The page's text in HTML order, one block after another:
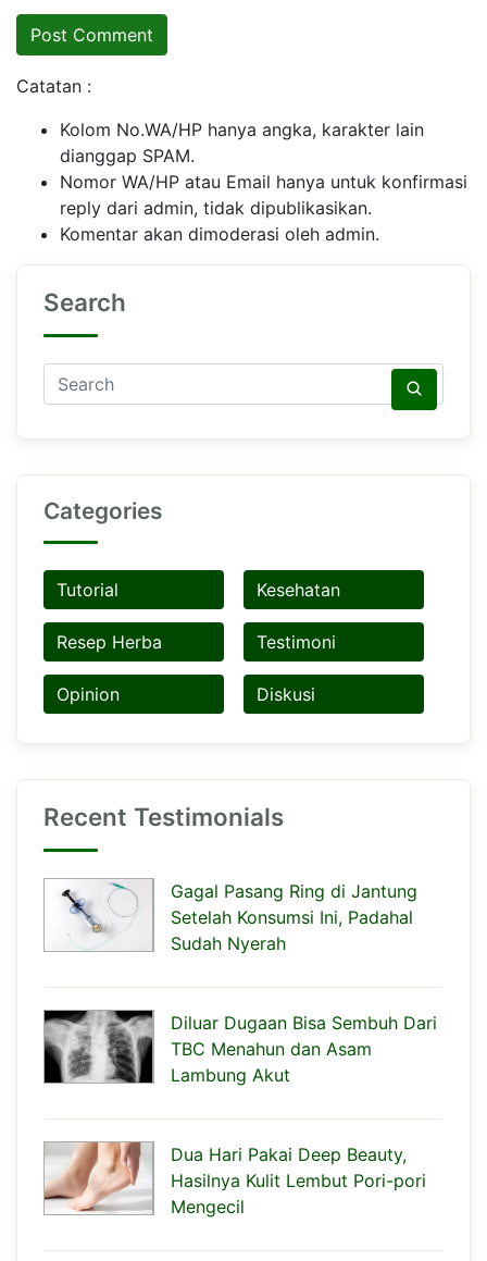
Catatan :
Kolom No.WA/HP hanya angka, karakter lain
dianggap SPAM.
Nomor WA/HP atau Email hanya untuk konfirmasi
reply dari admin, tidak dipublikasikan.
Komentar akan dimoderasi oleh admin.
Search
Categories
Tutorial Kesehatan
Resep Herba Testimoni
Opinion Diskusi
Recent Testimonials
Gagal Pasang Ring di Jantung
Setelah Konsumsi Ini, Padahal
Sudah Nyerah
Diluar Dugaan Bisa Sembuh Dari
TBC Menahun dan Asam
Lambung Akut
Dua Hari Pakai Deep Beauty,
Hasilnya Kulit Lembut Pori-pori
Mengecil